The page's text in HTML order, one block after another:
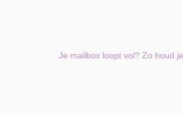
Je mailbox loopt vol? Zo houd